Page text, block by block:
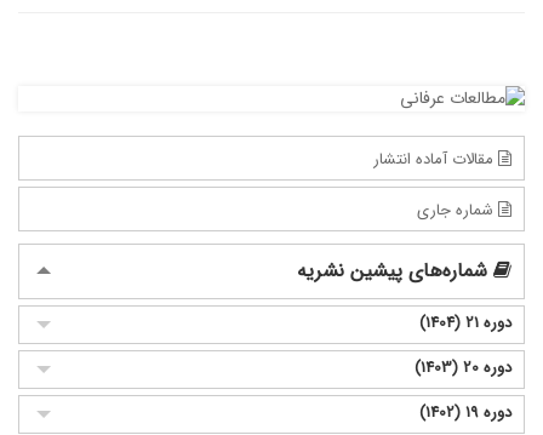
مقالات آماده انتشار
شماره جاری
شماره‌های پیشین نشریه
دوره 21 (1404)
دوره 20 (1403)
دوره 19 (1402)